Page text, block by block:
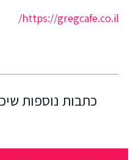
https://gregcafe.co.il/
כתבות נוספות